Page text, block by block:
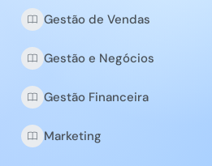
Gestão de Vendas
Gestão e Negócios
Gestão Financeira
Marketing